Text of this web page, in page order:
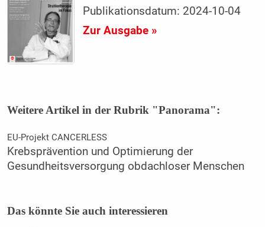
Publikationsdatum: 2024-10-04
Zur Ausgabe »
Weitere Artikel in der Rubrik "Panorama":
EU-Projekt CANCERLESS
Krebsprävention und Optimierung der
Gesundheitsversorgung obdachloser Menschen
Das könnte Sie auch interessieren